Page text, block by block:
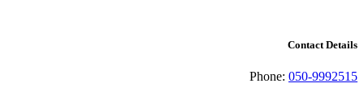
Contact Details
Phone: 050-9992515